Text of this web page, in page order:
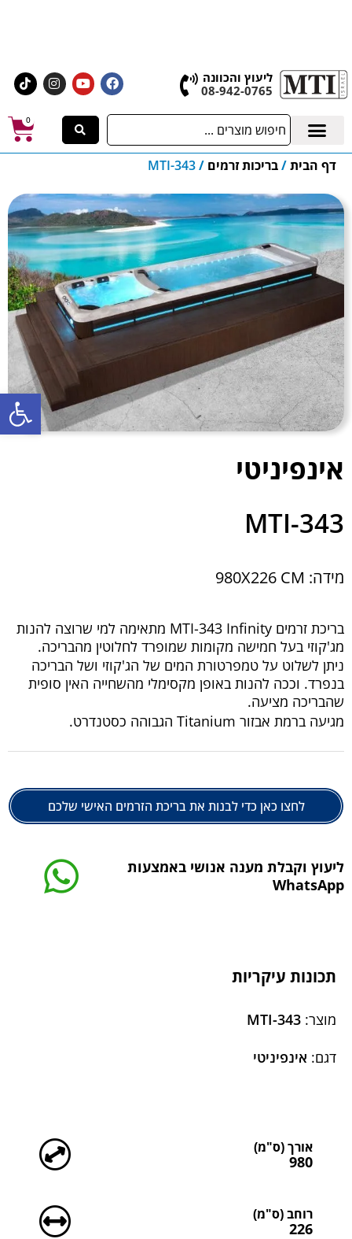
פתח סרגל נגישות
ליעוץ והכוונה
08-942-0765
0
דף הבית/בריכות זרמים /
MTI-343
אינפיניטי
MTI-343
מידה: 980X226 CM
בריכת זרמים MTI-343 Infinity מתאימה למי שרוצה להנות
מג'קוזי בעל חמישה מקומות שמופרד לחלוטין מהבריכה.
ניתן לשלוט על טמפרטורת המים של הג'קוזי ושל הבריכה
בנפרד. וככה להנות באופן מקסימלי מהשחייה האין סופית
שהבריכה מציעה.
מגיעה ברמת אבזור Titanium הגבוהה כסטנדרט.
לחצו כאן כדי לבנות את בריכת הזרמים האישי שלכם
ליעוץ וקבלת מענה אנושי באמצעות
WhatsApp
תכונות עיקריות
מוצר:
דגם: אינפיניטי
אורך (ס"מ)
980
רוחב (ס"מ)
226